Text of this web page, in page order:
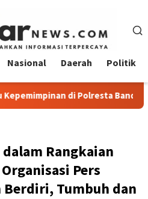
Nasional Daerah Politik
Bandar Lampung
Rangkaian
Pers
Berdiri, Tumbuh dan